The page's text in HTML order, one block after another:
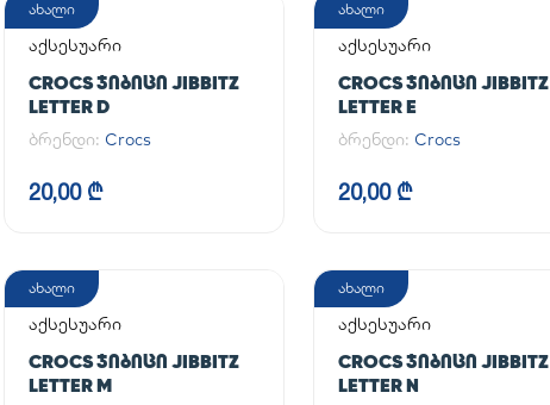
ახალი
აქსესუარი
CROCS ᲯᲘᲑᲘᲪᲘ JIBBITZ
LETTER D
ბრენდი: Crocs
20,00 ₾
ახალი
აქსესუარი
CROCS ᲯᲘᲑᲘᲪᲘ JIBBITZ
LETTER E
ბრენდი: Crocs
20,00 ₾
ახალი
აქსესუარი
CROCS ᲯᲘᲑᲘᲪᲘ JIBBITZ
LETTER M
ახალი
აქსესუარი
CROCS ᲯᲘᲑᲘᲪᲘ JIBBITZ
LETTER N